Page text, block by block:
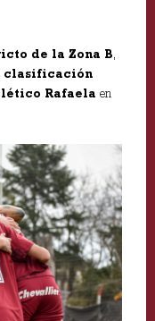
de la Zona B,
clasificación
Rafaelaen